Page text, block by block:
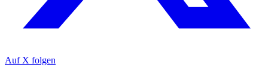
Auf X folgen